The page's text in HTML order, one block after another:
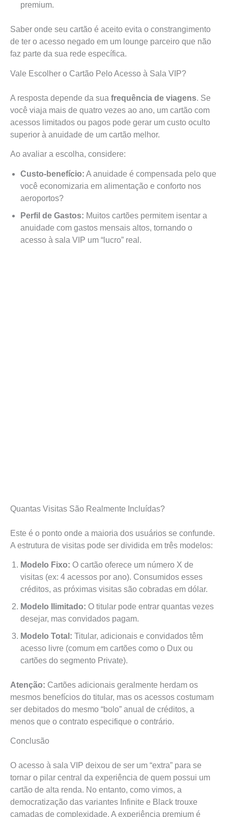
premium.
Saber onde seu cartão é aceito evita o constrangimento
de ter o acesso negado em um lounge parceiro que não
faz parte da sua rede específica.
Vale Escolher o Cartão Pelo Acesso à Sala VIP?
A resposta depende da sua frequência de viagens. Se
você viaja mais de quatro vezes ao ano, um cartão com
acessos limitados ou pagos pode gerar um custo oculto
superior à anuidade de um cartão melhor.
Ao avaliar a escolha, considere:
Custo-benefício: A anuidade é compensada pelo que
você economizaria em alimentação e conforto nos
aeroportos?
Perfil de Gastos: Muitos cartões permitem isentar a
anuidade com gastos mensais altos, tornando o
acesso à sala VIP um “lucro” real.
Quantas Visitas São Realmente Incluídas?
Este é o ponto onde a maioria dos usuários se confunde.
A estrutura de visitas pode ser dividida em três modelos:
Modelo Fixo: O cartão oferece um número X de
visitas (ex: 4 acessos por ano). Consumidos esses
créditos, as próximas visitas são cobradas em dólar.
Modelo Ilimitado: O titular pode entrar quantas vezes
desejar, mas convidados pagam.
Modelo Total: Titular, adicionais e convidados têm
acesso livre (comum em cartões como o Dux ou
cartões do segmento Private).
Atenção: Cartões adicionais geralmente herdam os
mesmos benefícios do titular, mas os acessos costumam
ser debitados do mesmo “bolo” anual de créditos, a
menos que o contrato especifique o contrário.
Conclusão
O acesso à sala VIP deixou de ser um “extra” para se
tornar o pilar central da experiência de quem possui um
cartão de alta renda. No entanto, como vimos, a
democratização das variantes Infinite e Black trouxe
camadas de complexidade. A experiência premium é